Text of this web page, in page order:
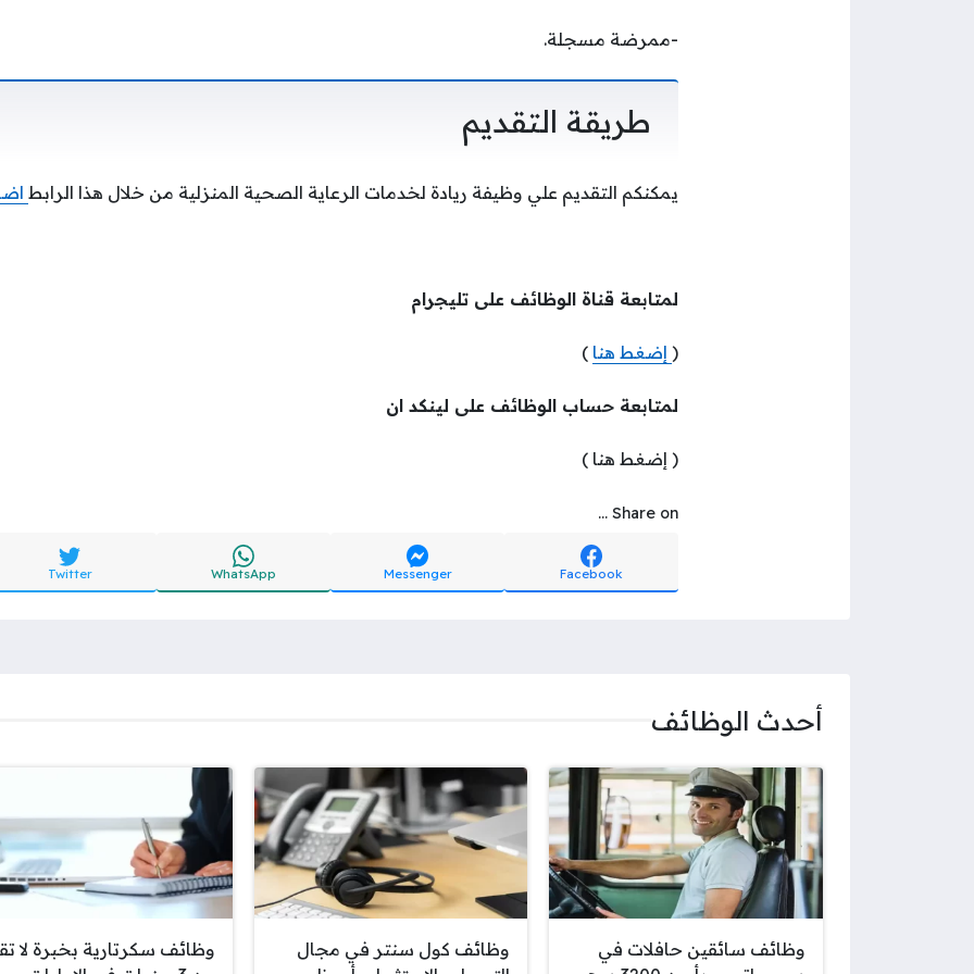
-ممرضة مسجلة.
طريقة التقديم
يمكنكم التقديم علي وظيفة ريادة لخدمات الرعاية الصحية المنزلية من خلال هذا الرابط
لمتابعة قناة الوظائف على تليجرام
( إضغط هنا )
لمتابعة حساب الوظائف على لينكد ان
( إضغط هنا )
Share on ...
Facebook
Messenger
WhatsApp
Twitter
أحدث الوظائف
وظائف سائقين حافلات في
وظائف كول سنتر في مجال
وظائف سكرتارية بخبرة لا